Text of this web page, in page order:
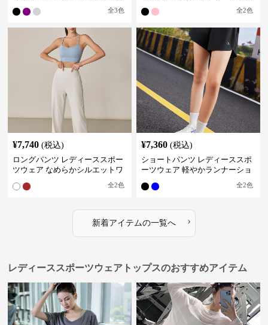
全3色 全2色
¥7,740 (税込)
ロングパンツ レディーススポー
ツウェア なめらかシルエットワ
全2色
¥7,360 (税込)
ショートパンツ レディーススポ
ーツウェア 軽やかランナーショ
全2色
新着アイテムの一覧へ ›
レディーススポーツウェアトップスのおすすめアイテム